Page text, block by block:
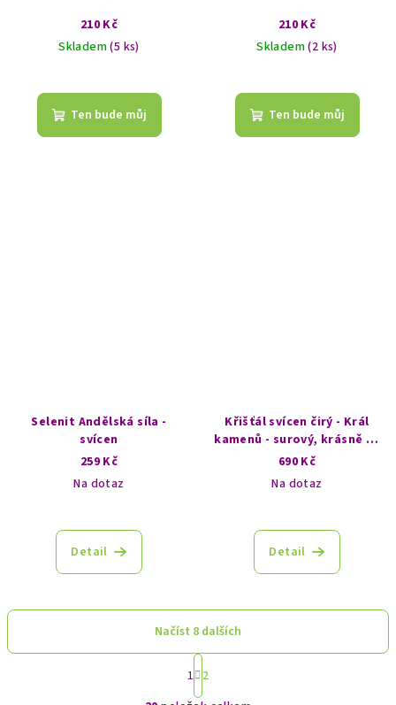
210 Kč
Skladem(5 ks)
Ten bude můj
210 Kč
Skladem(2 ks)
Ten bude můj
Selenit Andělská síla -
svícen
259 Kč
Na dotaz
hodnocení
produktu
hvězdiček.
Detail
Křišťál svícen čirý - Král
kamenů - surový, krásně se
prosvítí
690 Kč
Na dotaz
hodnocení
produktu
Detail
O
Načíst 8 dalších
S
t
r
1 2